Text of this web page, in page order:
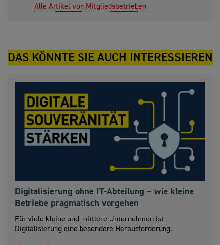
Alle Artikel von Mitgliedsbetrieben
DAS KÖNNTE SIE AUCH INTERESSIEREN
Digitalisierung ohne IT-Abteilung – wie kleine
Betriebe pragmatisch vorgehen
Für viele kleine und mittlere Unternehmen ist
Digitalisierung eine besondere Herausforderung.